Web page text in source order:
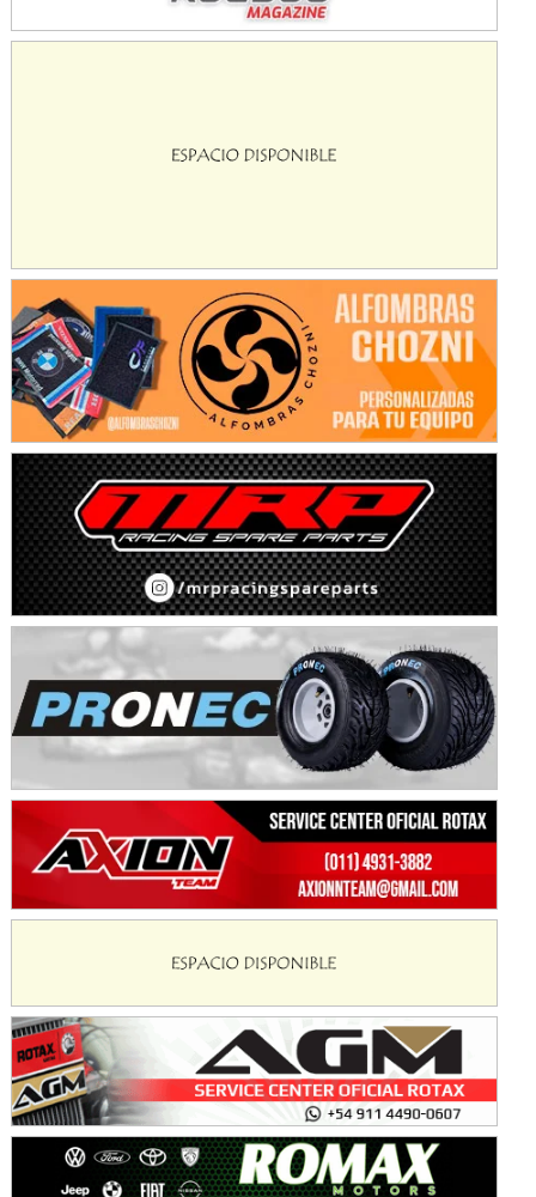
KDO - F6
Parque de la Velocidad (Asfalto)
Victoria (Entre Ríos)
PATAGONICO - F6
Moto Club Reginense (Tierra)
Gral. E. Godoy (Río Negro)
CSK - F7
Juventud Unida (Tierra)
Humboldt (Santa Fe)
NORESTE SANTAFESINO - F6
Ciudad de Avellaneda (Asfalto)
Avellaneda (Santa Fe)
SUR SANTAFESINO - F4
José Samuel Sánchez (Tierra)
Rufino (Santa Fe)
TUCUMANO - F5
Juan Navarro (Asfalto)
El Timbó (Tucumán)